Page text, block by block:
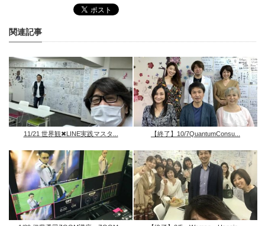
関連記事
11/21 世界観✖︎LINE実践マスタ... 【終了】10/7QuantumConsu...